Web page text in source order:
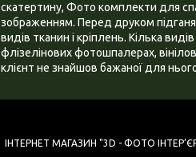
скатертину, Фото комплекти для
зображенням. Перед друком
видів тканин і кріплень. Кілька
флізелінових фотошпалерах,
клієнт не знайшов бажаної для